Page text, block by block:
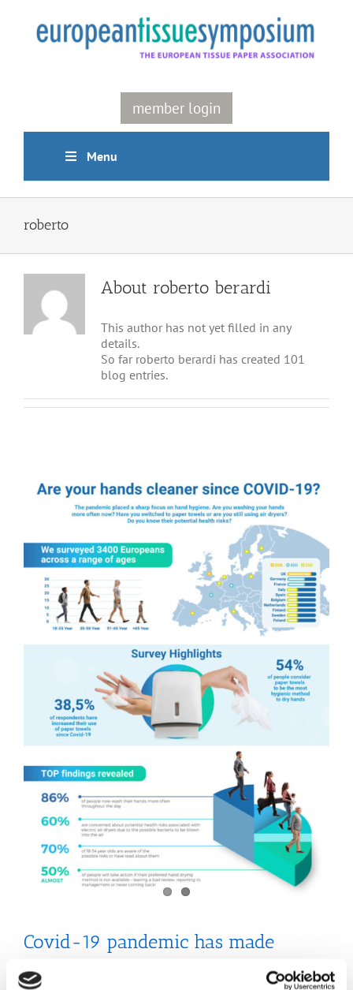
content
member login
Menu
roberto
About roberto berardi
This author has not yet filled in any
details.
So far roberto berardi has created 101
blog entries.
Covid-19 pandemic has made
Europeans more diligent about